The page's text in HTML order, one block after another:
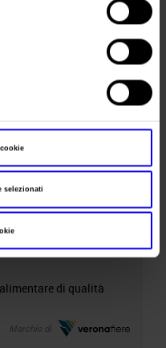
selezionati
di qualità
Marchio di